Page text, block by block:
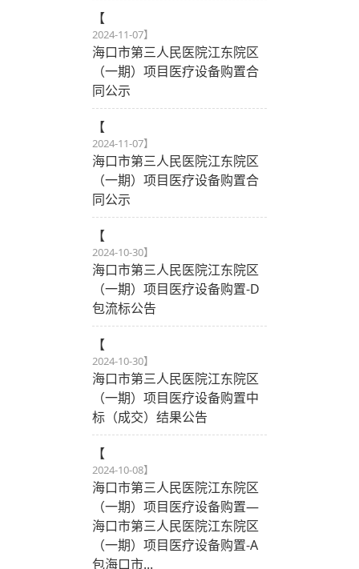
【
2024-11-07】
海口市第三人民医院江东院区
（一期）项目医疗设备购置合
同公示
【
2024-11-07】
海口市第三人民医院江东院区
（一期）项目医疗设备购置合
同公示
【
2024-10-30】
海口市第三人民医院江东院区
（一期）项目医疗设备购置-D
包流标公告
【
2024-10-30】
海口市第三人民医院江东院区
（一期）项目医疗设备购置中
标（成交）结果公告
【
2024-10-08】
海口市第三人民医院江东院区
（一期）项目医疗设备购置—
海口市第三人民医院江东院区
（一期）项目医疗设备购置-A
包海口市...